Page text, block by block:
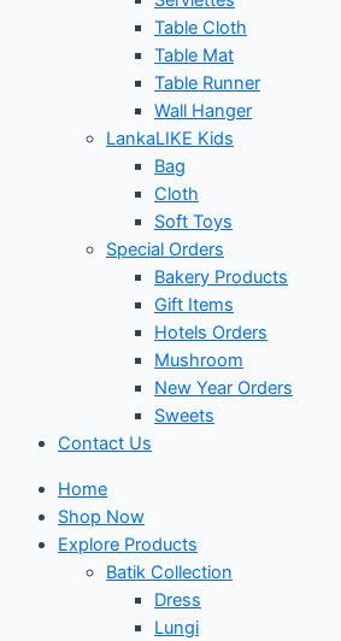
Table Cloth
Table Mat
Table Runner
Wall Hanger
LankaLIKE Kids
Bag
Cloth
Soft Toys
Special Orders
Bakery Products
Gift Items
Hotels Orders
Mushroom
New Year Orders
Sweets
Contact Us
Home
Shop Now
Explore Products
Batik Collection
Dress
Lungi